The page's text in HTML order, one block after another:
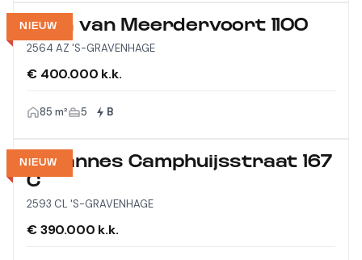
NIEUW
Laan van Meerdervoort 1100
2564 AZ 'S-GRAVENHAGE
€ 400.000 k.k.
85 m² 5 B
NIEUW
Johannes Camphuijsstraat 167
C
2593 CL 'S-GRAVENHAGE
€ 390.000 k.k.